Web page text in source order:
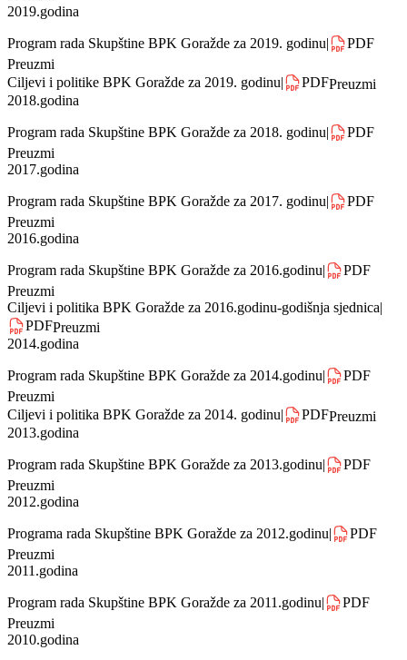
Program rada Skupštine BPK Goražde za 2020. godinu
Preuzmi
2019.godina
Program rada Skupštine BPK Goražde za 2019. godinu
PDF
Preuzmi
Ciljevi i politike BPK Goražde za 2019. godinu
PDFPreuzmi
2018.godina
Program rada Skupštine BPK Goražde za 2018. godinu
Preuzmi
2017.godina
Program rada Skupštine BPK Goražde za 2017. godinu
Preuzmi
2016.godina
Program rada Skupštine BPK Goražde za 2016.godinu
Preuzmi
Ciljevi i politika BPK Goražde za 2016.godinu-godišnja sjednica
PDFPreuzmi
2014.godina
Program rada Skupštine BPK Goražde za 2014.godinu|
PDF
Preuzmi
Ciljevi i politika BPK Goražde za 2014. godinu
PDFPreuzmi
2013.godina
Program rada Skupštine BPK Goražde za 2013.godinu
Preuzmi
2012.godina
Programa rada Skupštine BPK Goražde za 2012.godinu
Preuzmi
2011.godina
Program rada Skupštine BPK Goražde za 2011.godinu